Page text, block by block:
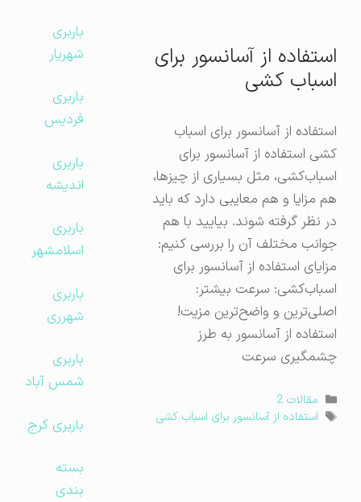
استفاده از آسانسور برای
اسباب کشی
استفاده از آسانسور برای اسباب
کشی استفاده از آسانسور برای
اسباب‌کشی، مثل بسیاری از چیزها،
هم مزایا و هم معایبی دارد که باید
در نظر گرفته شوند. بیایید با هم
جوانب مختلف آن را بررسی کنیم:
مزایای استفاده از آسانسور برای
اسباب‌کشی: سرعت بیشتر:
اصلی‌ترین و واضح‌ترین مزیت!
استفاده از آسانسور به طرز
چشمگیری سرعت
دسته‌ها
مقالات 2
برچسب‌ها
استفاده از آسانسور برای اسباب کشی
باربری
شهریار
باربری
فردیس
باربری
اندیشه
باربری
اسلامشهر
باربری
شهرری
باربری
شمس آباد
باربری کرج
بسته
بندی